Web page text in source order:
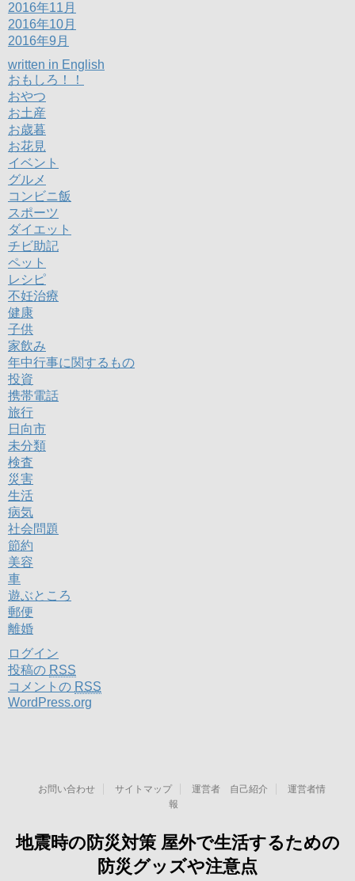
2016年11月
2016年10月
2016年9月
written in English
おもしろ！！
おやつ
お土産
お歳暮
お花見
イベント
グルメ
コンビニ飯
スポーツ
ダイエット
チビ助記
ペット
レシピ
不妊治療
健康
子供
家飲み
年中行事に関するもの
投資
携帯電話
旅行
日向市
未分類
検査
災害
生活
病気
社会問題
節約
美容
車
遊ぶところ
郵便
離婚
ログイン
投稿の RSS
コメントの RSS
WordPress.org
お問い合わせ サイトマップ 運営者 自己紹介
運営者情
報
地震時の防災対策 屋外で生活するための
防災グッズや注意点